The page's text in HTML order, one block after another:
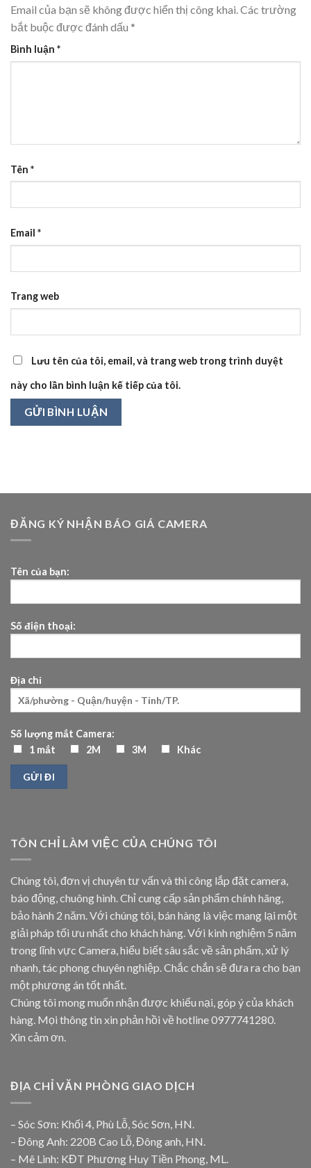
Email của bạn sẽ không được hiển thị công khai.Các trường
bắt buộc được đánh dấu *
Bình luận *
Tên *
Email *
Trang web
Lưu tên của tôi, email, và trang web trong trình duyệt
này cho lần bình luận kế tiếp của tôi.
ĐĂNG KÝ NHẬN BÁO GIÁ CAMERA
Tên của bạn:
Số điện thoại:
Địa chỉ
Số lượng mắt Camera:
1 mắt
2M 3M Khác
TÔN CHỈ LÀM VIỆC CỦA CHÚNG TÔI
Chúng tôi, đơn vị chuyên tư vấn và thi công lắp đặt camera,
báo động, chuông hình. Chỉ cung cấp sản phẩm chính hãng,
bảo hành 2 năm. Với chúng tôi, bán hàng là việc mang lại một
giải pháp tối ưu nhất cho khách hàng. Với kinh nghiệm 5 năm
trong lĩnh vực Camera, hiểu biết sâu sắc về sản phẩm, xử lý
nhanh, tác phong chuyên nghiệp. Chắc chắn sẽ đưa ra cho bạn
một phương án tốt nhất.
Chúng tôi mong muốn nhận được khiếu nại, góp ý của khách
hàng. Mọi thông tin xin phản hồi về hotline0977741280.
Xin cảm ơn.
ĐỊA CHỈ VĂN PHÒNG GIAO DỊCH
– Sóc Sơn: Khối 4, Phù Lỗ, Sóc Sơn, HN.
– Đông Anh: 220B Cao Lỗ, Đông anh, HN.
– Mê Linh: KĐT Phương Huy Tiền Phong, ML.